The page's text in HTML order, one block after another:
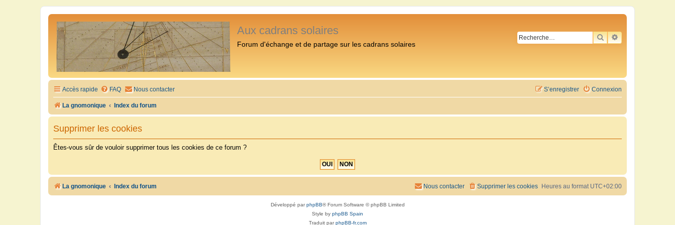
Aux cadrans solaires
Forum d'échange et de partage sur les cadrans solaires
RECHERCHER
RECHERCHE
Accès rapide FAQ Nous contacter Connexion
S’enregistrer
La gnomonique Index du forum
Supprimer les cookies
Êtes-vous sûr de vouloir supprimer tous les cookies de ce forum ?
La gnomonique Index du forum Heures au format UTC+02:00
Supprimer les cookies
Nous contacter
Développé parphpBB® Forum Software © phpBB Limited
Style by phpBB Spain
Traduit parphpBB-fr.com